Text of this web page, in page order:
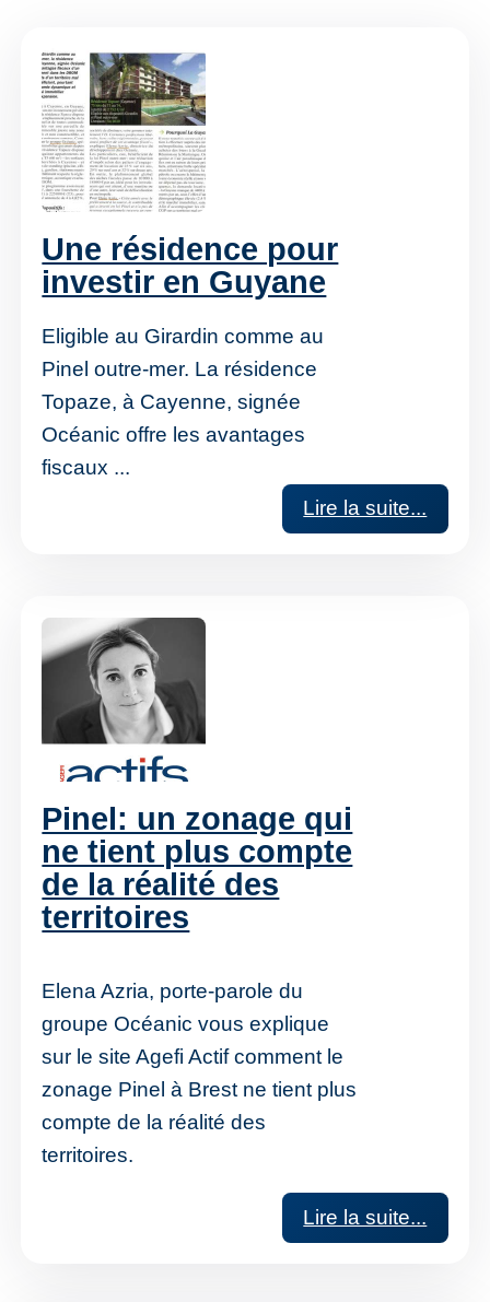
Une résidence pour
investir en Guyane
Eligible au Girardin comme au
Pinel outre-mer. La résidence
Topaze, à Cayenne, signée
Océanic offre les avantages
fiscaux ...
Lire la suite...
Pinel: un zonage qui
ne tient plus compte
de la réalité des
territoires
Elena Azria, porte-parole du
groupe Océanic vous explique
sur le site Agefi Actif comment le
zonage Pinel à Brest ne tient plus
compte de la réalité des
territoires.
Lire la suite...